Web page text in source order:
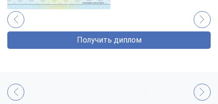
Получить диплом